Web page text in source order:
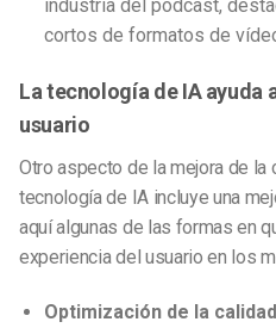
industria del podcast,
cortos de formatos de
La tecnología de IA ayuda
usuario
Otro aspecto de la mejora de la
tecnología de IA incluye una
aquí algunas de las formas en
experiencia del usuario en los
Optimización de la